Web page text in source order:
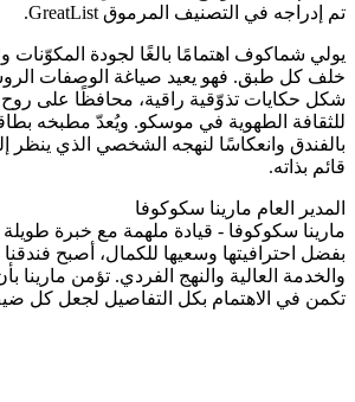
تم إدراجه في التصنيف المرموق GreatList.
يولي شماكوف اهتمامًا بالغًا لجودة المكوّنات
خلف كل طبق. فهو يعيد صياغة الوصفات
شكل حكايات تذوّقية راقية، محافظًا على روح
للثقافة الطهوية في موسكو. ويُعدّ مطبخه
بالفندق وانعكاسًا لنهجه الشخصي الذي ينظر
قائم بذاته.
المدير العام مارينا سكوكوفا
مارينا سكوكوفا - قيادة ملهمة مع خبرة
بفضل احترافيتها وسعيها للكمال، أصبح فندقنا
والخدمة العالية والنهج الفردي. تؤمن مارينا
تكمن في الاهتمام بكل التفاصيل لجعل كل